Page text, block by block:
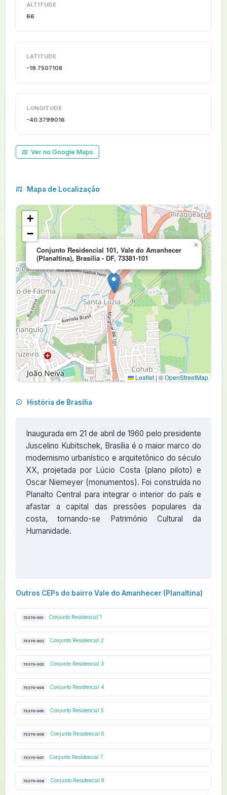
ALTITUDE
66
LATITUDE
-19.7507108
LONGITUDE
-40.3799016
Ver no Google Maps
Mapa de Localização
Conjunto Residencial 101, Vale do Amanhecer
(Planaltina), Brasília - DF, 73381-101
×
+
−
Leaflet | ©OpenStreetMap
História de Brasília
Inaugurada em 21 de abril de 1960 pelo presidente
Juscelino Kubitschek, Brasília é o maior marco do
modernismo urbanístico e arquitetônico do século
XX, projetada por Lúcio Costa (plano piloto) e
Oscar Niemeyer (monumentos). Foi construída no
Planalto Central para integrar o interior do país e
afastar a capital das pressões populares da
costa, tornando-se Patrimônio Cultural da
Humanidade.
Outros CEPs do bairro Vale do Amanhecer (Planaltina)
73370-001 Conjunto Residencial 1
73370-002 Conjunto Residencial 2
73370-003 Conjunto Residencial 3
73370-004 Conjunto Residencial 4
73370-005 Conjunto Residencial 5
73370-006 Conjunto Residencial 6
73370-007 Conjunto Residencial 7
73370-008 Conjunto Residencial 8